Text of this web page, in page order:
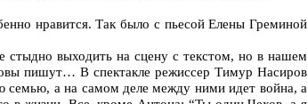
нравится. Так было с пьесой Елены Греминой
выходить на сцену с текстом, но в нашем
пишут… В спектакле режиссер Тимур Насиров
семью, а на самом деле между ними идет война, а